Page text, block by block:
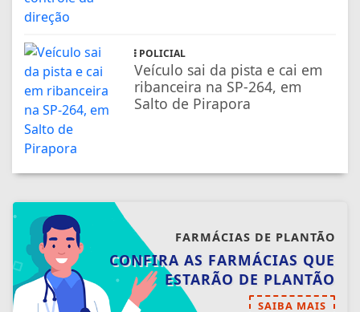
POLICIAL
Veículo sai da pista e cai em
ribanceira na SP-264, em
Salto de Pirapora
FARMÁCIAS DE PLANTÃO
CONFIRA AS FARMÁCIAS QUE
ESTARÃO DE PLANTÃO
SAIBA MAIS